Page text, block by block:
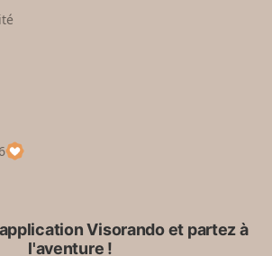
Visorando et partez à
l'aventure !